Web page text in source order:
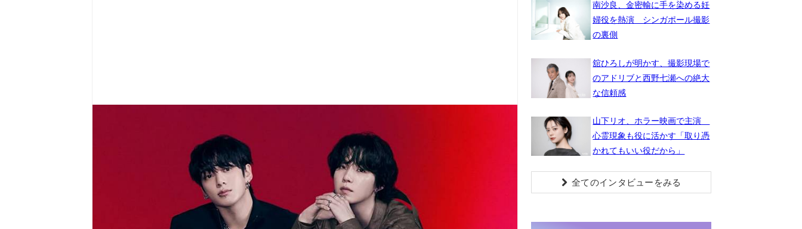
南沙良、金密輸に手を染める妊
婦役を熱演 シンガポール撮影
の裏側
舘ひろしが明かす、撮影現場で
のアドリブと西野七瀬への絶大
な信頼感
山下リオ、ホラー映画で主演
心霊現象も役に活かす「取り憑
かれてもいい役だから」
全てのインタビューをみる